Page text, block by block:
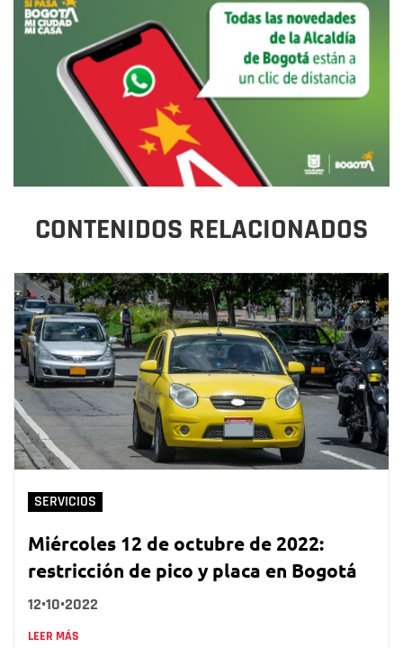
CONTENIDOS RELACIONADOS
SERVICIOS
Miércoles 12 de octubre de 2022:
restricción de pico y placa en Bogotá
12•10•2022
LEER MÁS